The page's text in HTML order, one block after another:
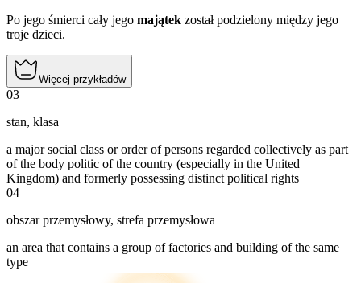
Po jego śmierci cały jego majątek został podzielony między jego
troje dzieci.
Więcej przykładów
03
stan, klasa
a major social class or order of persons regarded collectively as part
of the body politic of the country (especially in the United
Kingdom) and formerly possessing distinct political rights
04
obszar przemysłowy, strefa przemysłowa
an area that contains a group of factories and building of the same
type